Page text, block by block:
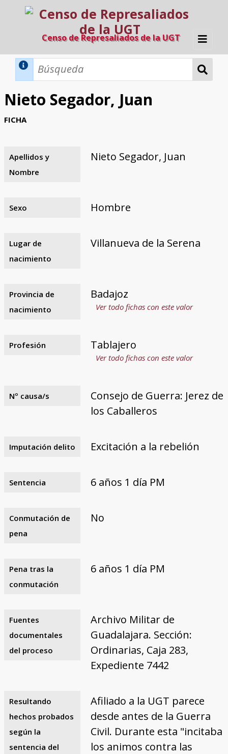
Censo de Represaliados de la UGT
Inicio
Búsqueda Dinámica
Búsqueda Avanzada
Filtros A-Z
Razones y objetivos
El equipo
Colaboradores
Fuentes documentales
Nieto Segador, Juan
FICHA
Apellidos y
Nombre
Nieto Segador, Juan
Sexo Hombre
Lugar de
nacimiento
Villanueva de la Serena
Provincia de
nacimiento
Badajoz
Ver todo fichas con este valor
Profesión Tablajero
Ver todo fichas con este valor
Nº causa/s
Consejo de Guerra: Jerez de
los Caballeros
Imputación delito Excitación a la rebelión
Sentencia 6 años 1 día PM
Conmutación de
pena
No
Pena tras la
conmutación
6 años 1 día PM
Fuentes
documentales
del proceso
Archivo Militar de
Guadalajara. Sección:
Ordinarias, Caja 283,
Expediente 7442
Resultando
hechos probados
según la
sentencia del
Afiliado a la UGT parece
desde antes de la Guerra
Civil. Durante esta "incitaba
los animos contra las